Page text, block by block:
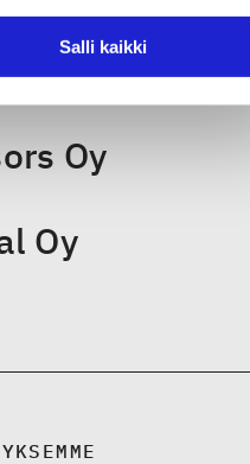
Salli kaikki
Oy
Oy